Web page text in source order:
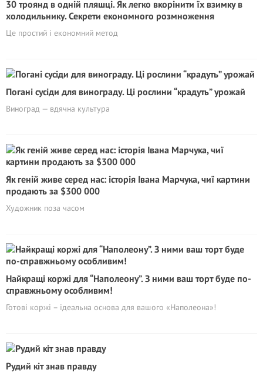
30 троянд в одній пляшці. Як легко вкорінити їх взимку в
холодильнику. Секрети економного розмноження
Це простий і економний метод
Погані сусіди для винограду. Ці рослини “крадyть” урожай
Виноград — вдячна культура
Як геній живе серед нас: історія Івана Марчука, чиї картини
продають за $300 000
Художник поза часом
Найкращі коржі для “Наполеону”. З ними ваш торт буде по-
справжньому особливим!
Готові коржі – ідеальна основа для вашого «Наполеона»!
Рудий кіт знав правду